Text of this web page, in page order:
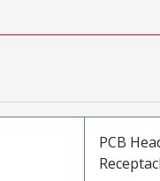
PCB